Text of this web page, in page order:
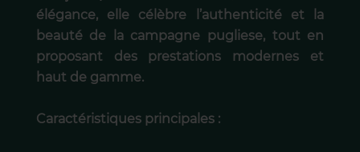
élégance, elle célèbre l’authenticité et la
beauté de la campagne pugliese, tout en
proposant des prestations modernes et
haut de gamme.
Caractéristiques principales :